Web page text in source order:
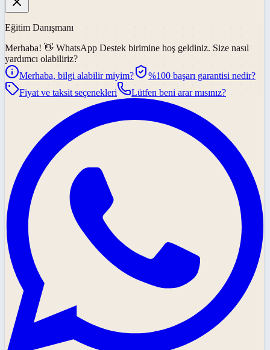
Eğitim Danışmanı
Merhaba! 👋 WhatsApp Destek birimine hoş geldiniz. Size nasıl
yardımcı olabiliriz?
Merhaba, bilgi alabilir miyim?
%100 başarı garantisi nedir?
Fiyat ve taksit seçenekleri
Lütfen beni arar mısınız?